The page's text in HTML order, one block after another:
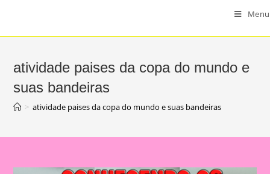
Menu
atividade paises da copa do mundo e
suas bandeiras
> atividade paises da copa do mundo e suas bandeiras